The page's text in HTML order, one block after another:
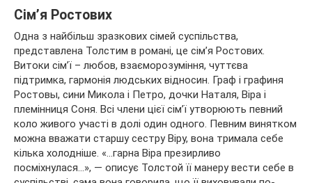
Сім’я Ростових
Одна з найбільш зразкових сімей суспільства,
представлена Толстим в романі, це сім’я Ростових.
Витоки сім’ї – любов, взаєморозуміння, чуттєва
підтримка, гармонія людських відносин. Граф і графиня
Ростовы, сини Микола і Петро, дочки Наталя, Віра і
племінниця Соня. Всі члени цієї сім’ї утворюють певний
коло живого участі в долі один одного. Певним винятком
можна вважати старшу сестру Віру, вона тримала себе
кілька холодніше. «…гарна Віра презирливо
посміхнулася…», — описує Толстой її манеру вести себе в